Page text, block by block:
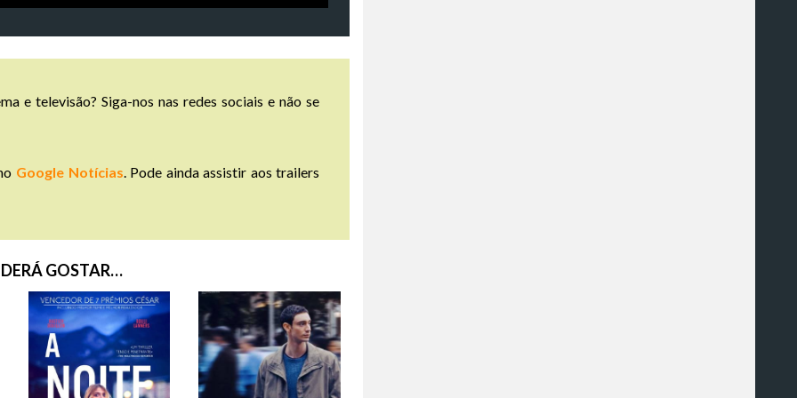
e televisão? Siga-nos nas redes sociais e não se
Google Notícias. Pode ainda assistir aos trailers
GOSTAR…